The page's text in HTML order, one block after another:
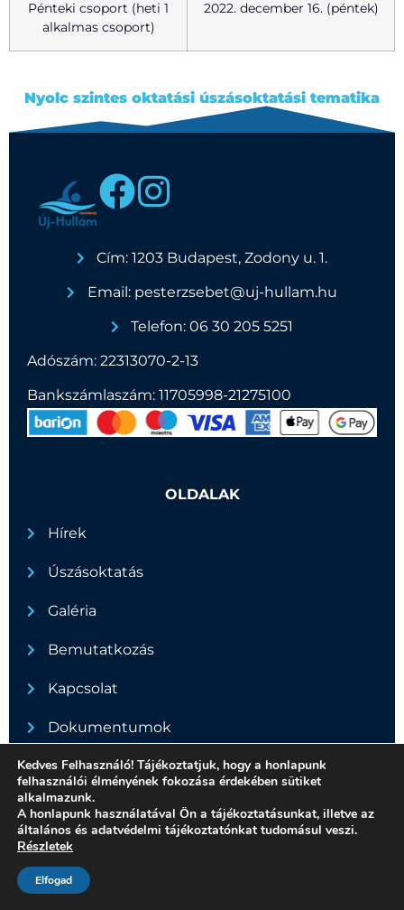
Pénteki csoport (heti 1
alkalmas csoport)
2022. december 16. (péntek)
Nyolc szintes oktatási úszásoktatási tematika
Cím: 1203 Budapest, Zodony u. 1.
Email: pesterzsebet@uj-hullam.hu
Telefon: 06 30 205 5251
Adószám: 22313070-2-13
Bankszámlaszám: 11705998-21275100
OLDALAK
Hírek
Úszásoktatás
Galéria
Bemutatkozás
Kapcsolat
Dokumentumok
Minden jog fenntartva - 2022
Adatvédelmi nyilatkozat
Kedves Felhasználó! Tájékoztatjuk, hogy a honlapunk
felhasználói élményének fokozása érdekében sütiket
alkalmazunk.
A honlapunk használatával Ön a tájékoztatásunkat, illetve az
általános és adatvédelmi tájékoztatónkat tudomásul veszi.
Részletek
Elfogad